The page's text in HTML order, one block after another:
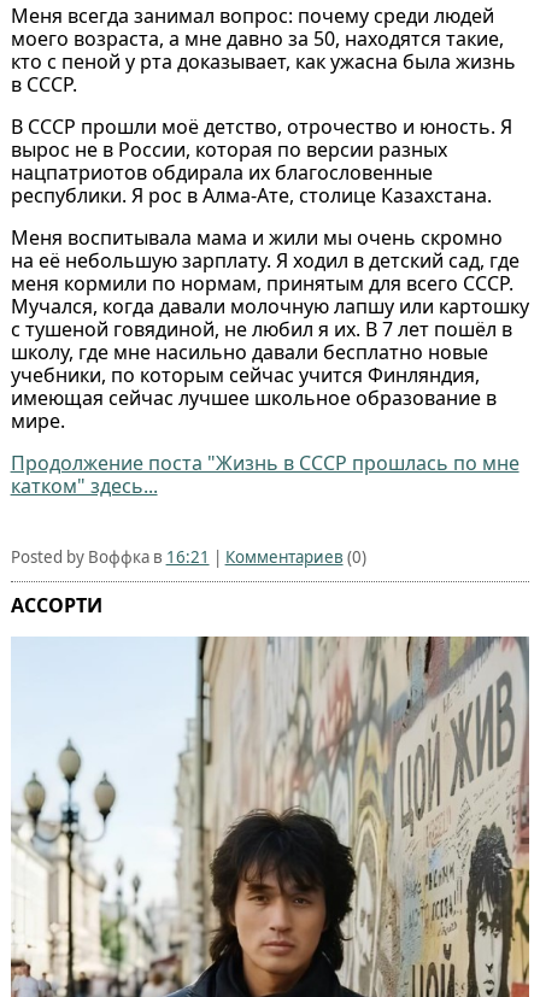
Меня всегда занимал вопрос: почему среди людей
моего возраста, а мне давно за 50, находятся такие,
кто с пеной у рта доказывает, как ужасна была жизнь
в СССР.
В СССР прошли моё детство, отрочество и юность. Я
вырос не в России, которая по версии разных
нацпатриотов обдирала их благословенные
республики. Я рос в Алма-Ате, столице Казахстана.
Меня воспитывала мама и жили мы очень скромно
на её небольшую зарплату. Я ходил в детский сад, где
меня кормили по нормам, принятым для всего СССР.
Мучался, когда давали молочную лапшу или картошку
с тушеной говядиной, не любил я их. В 7 лет пошёл в
школу, где мне насильно давали бесплатно новые
учебники, по которым сейчас учится Финляндия,
имеющая сейчас лучшее школьное образование в
мире.
Продолжение поста "Жизнь в СССР прошлась по мне
катком" здесь...
Posted by Воффка в 16:21 | Комментариев (0)
АССОРТИ